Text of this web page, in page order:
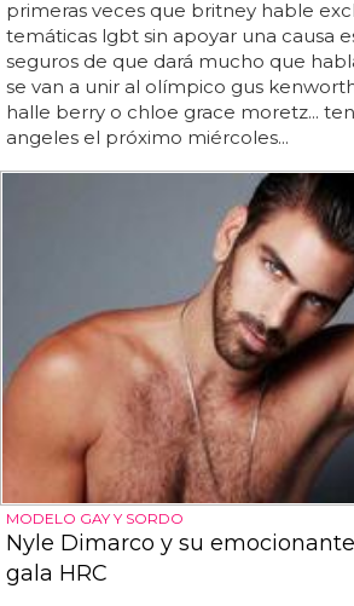
primeras veces que britney hable
temáticas lgbt sin apoyar una causa
seguros de que dará mucho que
se van a unir al olímpico gus
halle berry o chloe grace moretz...
angeles el próximo miércoles...
MODELO GAY Y SORDO
Nyle Dimarco y su
gala HRC